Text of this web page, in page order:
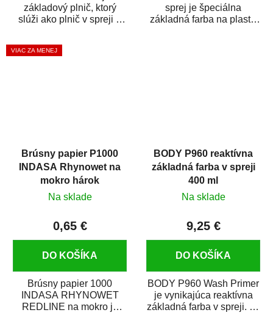
základový plnič, ktorý
slúži ako plnič v spreji a
zároveň. HB BODY...
sprej je špeciálna
základná farba na plasty,
VIAC ZA MENEJ
Brúsny papier P1000
INDASA Rhynowet na
mokro hárok
Na sklade
0,65 €
DO KOŠÍKA
Brúsny papier 1000
INDASA RHYNOWET
REDLINE na mokro je
BODY P960 reaktívna
základná farba v spreji
400 ml
Na sklade
9,25 €
DO KOŠÍKA
BODY P960 Wash Primer
je vynikajúca reaktívna
základná farba v spreji. Je